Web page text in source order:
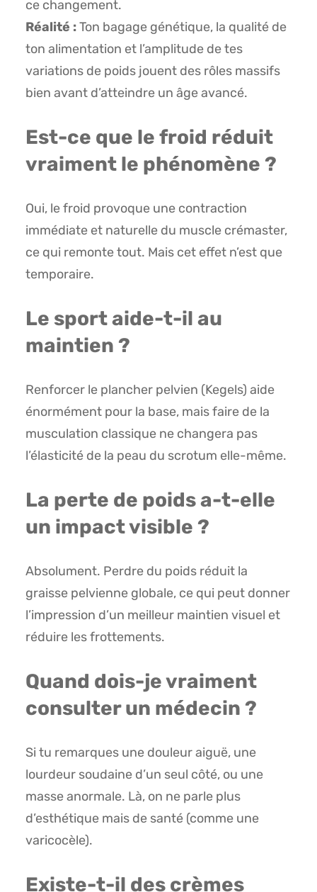
ce changement.
Réalité :Ton bagage génétique, la qualité de
ton alimentation et l’amplitude de tes
variations de poids jouent des rôles massifs
bien avant d’atteindre un âge avancé.
Est-ce que le froid réduit
vraiment le phénomène ?
Oui, le froid provoque une contraction
immédiate et naturelle du muscle crémaster,
ce qui remonte tout. Mais cet effet n’est que
temporaire.
Le sport aide-t-il au
maintien ?
Renforcer le plancher pelvien (Kegels) aide
énormément pour la base, mais faire de la
musculation classique ne changera pas
l’élasticité de la peau du scrotum elle-même.
La perte de poids a-t-elle
un impact visible ?
Absolument. Perdre du poids réduit la
graisse pelvienne globale, ce qui peut donner
l’impression d’un meilleur maintien visuel et
réduire les frottements.
Quand dois-je vraiment
consulter un médecin ?
Si tu remarques une douleur aiguë, une
lourdeur soudaine d’un seul côté, ou une
masse anormale. Là, on ne parle plus
d’esthétique mais de santé (comme une
varicocèle).
Existe-t-il des crèmes